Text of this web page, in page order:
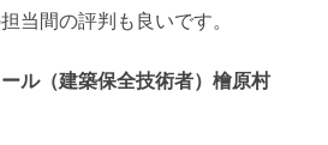
当間の評判も良いです。
ル（建築保全技術者）檜原村